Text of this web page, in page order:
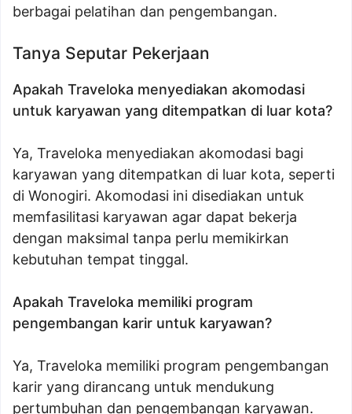
berbagai pelatihan dan pengembangan.
Tanya Seputar Pekerjaan
Apakah Traveloka menyediakan akomodasi
untuk karyawan yang ditempatkan di luar kota?
Ya, Traveloka menyediakan akomodasi bagi
karyawan yang ditempatkan di luar kota, seperti
di Wonogiri. Akomodasi ini disediakan untuk
memfasilitasi karyawan agar dapat bekerja
dengan maksimal tanpa perlu memikirkan
kebutuhan tempat tinggal.
Apakah Traveloka memiliki program
pengembangan karir untuk karyawan?
Ya, Traveloka memiliki program pengembangan
karir yang dirancang untuk mendukung
pertumbuhan dan pengembangan karyawan.